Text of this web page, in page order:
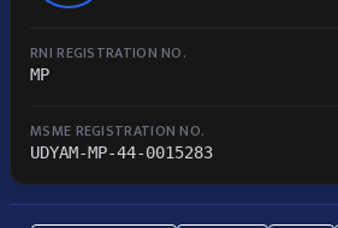
RNI REGISTRATION NO.
MP
MSME REGISTRATION NO.
UDYAM-MP-44-0015283